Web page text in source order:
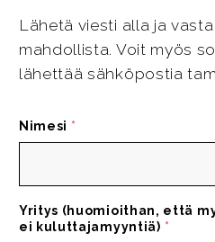
Lähetä viesti alla ja
mahdollista. Voit myös
lähettää sähköpostia
Nimesi *
Yritys (huomioithan, että
ei kuluttajamyyntiä) *